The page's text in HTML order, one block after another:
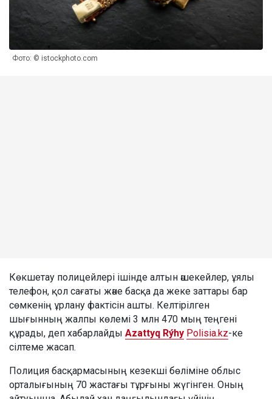
Фото: © istockphoto.com
Көкшетау полицейлері ішінде алтын әшекейлер, ұялы
телефон, қол сағаты және басқа да жеке заттары бар
сөмкенің ұрлану фактісін ашты. Келтірілген
шығынның жалпы көлемі 3 млн 470 мың теңгені
құрады, деп хабарлайды Azattyq Rýhy Polisia.kz-ке
сілтеме жасап.
Полиция басқармасының кезекші бөліміне облыс
орталығының 70 жастағы тұрғыны жүгінген. Оның